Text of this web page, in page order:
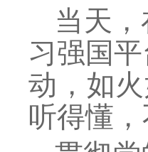
当天
习强国
动，如
听得懂